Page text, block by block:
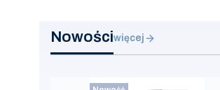
Nowościwięcej